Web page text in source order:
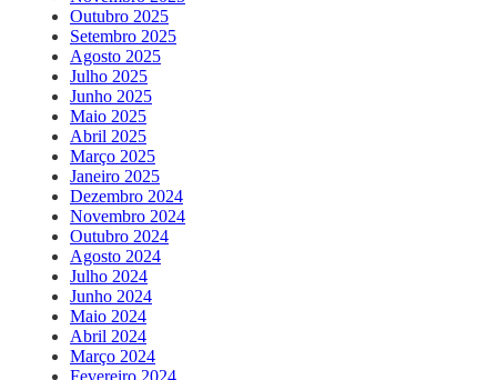
Outubro 2025
Setembro 2025
Agosto 2025
Julho 2025
Junho 2025
Maio 2025
Abril 2025
Março 2025
Janeiro 2025
Dezembro 2024
Novembro 2024
Outubro 2024
Agosto 2024
Julho 2024
Junho 2024
Maio 2024
Abril 2024
Março 2024
Fevereiro 2024